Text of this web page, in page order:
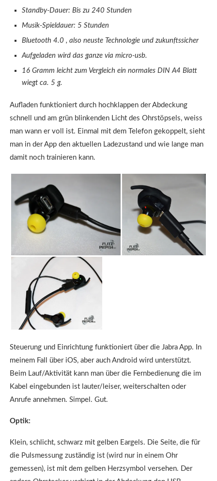
Standby-Dauer: Bis zu 240 Stunden
Musik-Spieldauer: 5 Stunden
Bluetooth 4.0 , also neuste Technologie und zukunftssicher
Aufgeladen wird das ganze via micro-usb.
16 Gramm leicht zum Vergleich ein normales DIN A4 Blatt
wiegt ca. 5 g.
Aufladen funktioniert durch hochklappen der Abdeckung
schnell und am grün blinkenden Licht des Ohrstöpsels, weiss
man wann er voll ist. Einmal mit dem Telefon gekoppelt, sieht
man in der App den aktuellen Ladezustand und wie lange man
damit noch trainieren kann.
Steuerung und Einrichtung funktioniert über die Jabra App. In
meinem Fall über iOS, aber auch Android wird unterstützt.
Beim Lauf/Aktivität kann man über die Fernbedienung die im
Kabel eingebunden ist lauter/leiser, weiterschalten oder
Anrufe annehmen. Simpel. Gut.
Optik:
Klein, schlicht, schwarz mit gelben Eargels. Die Seite, die für
die Pulsmessung zuständig ist (wird nur in einem Ohr
gemessen), ist mit dem gelben Herzsymbol versehen. Der